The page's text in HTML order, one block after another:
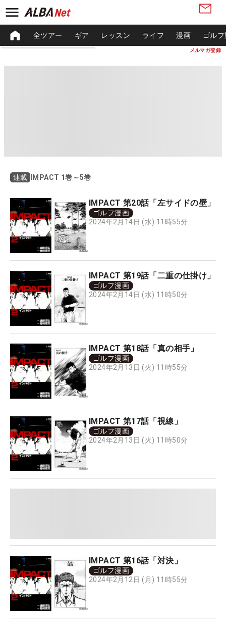
メルマガ登録
全ツアー ギア レッスン ライフ 漫画 ゴル
連載 IMPACT 1巻～5巻
IMPACT 第20話「左サイドの壁」
ゴルフ漫画
2024年2月14日 (水) 11時55分
IMPACT 第19話「二重の仕掛け」
ゴルフ漫画
2024年2月14日 (水) 11時50分
IMPACT 第18話「真の相手」
ゴルフ漫画
2024年2月13日 (火) 11時55分
IMPACT 第17話「視線」
ゴルフ漫画
2024年2月13日 (火) 11時50分
IMPACT 第16話「対決」
ゴルフ漫画
2024年2月12日 (月) 11時55分